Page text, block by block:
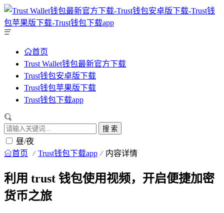
首页
Trust Wallet钱包最新官方下载
Trust钱包安卓版下载
Trust钱包苹果版下载
Trust钱包下载app
搜 索
昼/夜
首页 Trust钱包下载app 内容详情
利用 trust 钱包使用视频，开启便捷加密
货币之旅